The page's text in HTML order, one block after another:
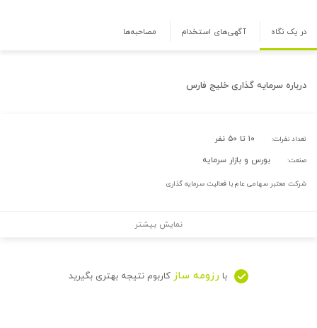
در یک نگاه آگهی‌های استخدام مصاحبه‌ها
درباره سرمایه گذاری خلیج فارس
تعداد نفرات: ۱۰ تا ۵۰ نفر
صنعت: بورس و بازار سرمایه
شرکت معتبر سهامی عام با فعالیت سرمایه گذاری
نمایش بیشتر
با رزومه ساز کاربوم نتیجه بهتری بگیرید